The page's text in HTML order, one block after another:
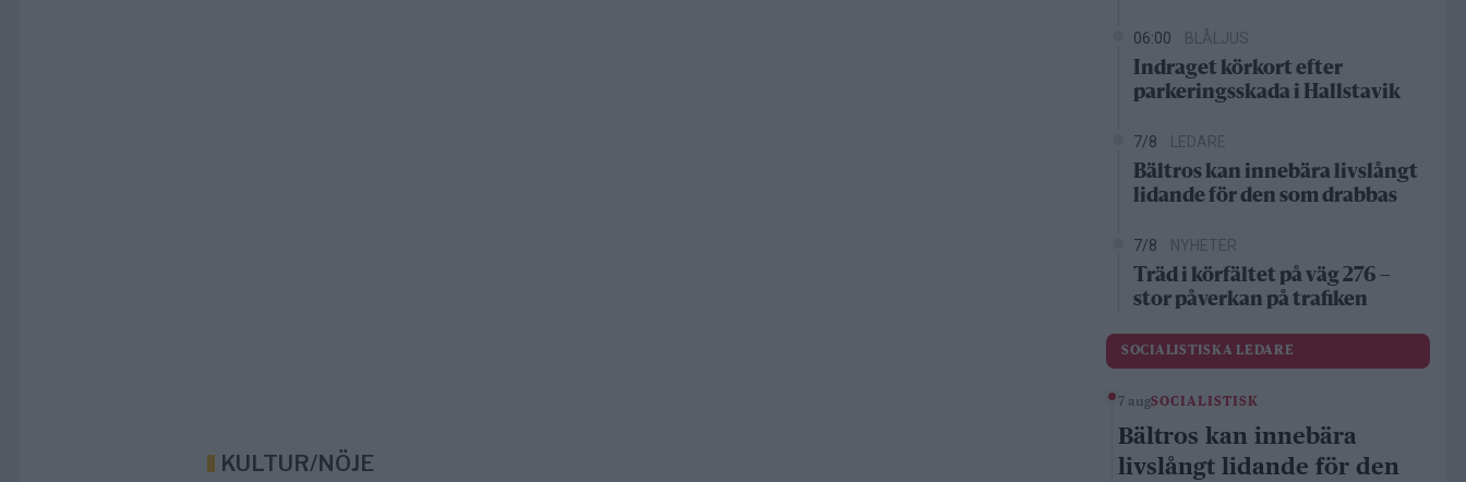
KULTUR/NÖJE
06:00 BLÅLJUS
Indraget körkort efter
parkeringsskada i Hallstavik
7/8 LEDARE
Bältros kan innebära livslångt
lidande för den som drabbas
7/8 NYHETER
Träd i körfältet på väg 276 –
stor påverkan på trafiken
SOCIALISTISKA LEDARE
7 augSOCIALISTISK
Bältros kan innebära
livslångt lidande för den